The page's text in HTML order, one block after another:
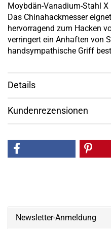
Moybdän-Vanadium-Stahl
Das Chinahackmesser
hervorragend zum Hacken
verringert ein Anhaften von
handsympathische Griff
Details
Kundenrezensionen
Newsletter-Anmeldung